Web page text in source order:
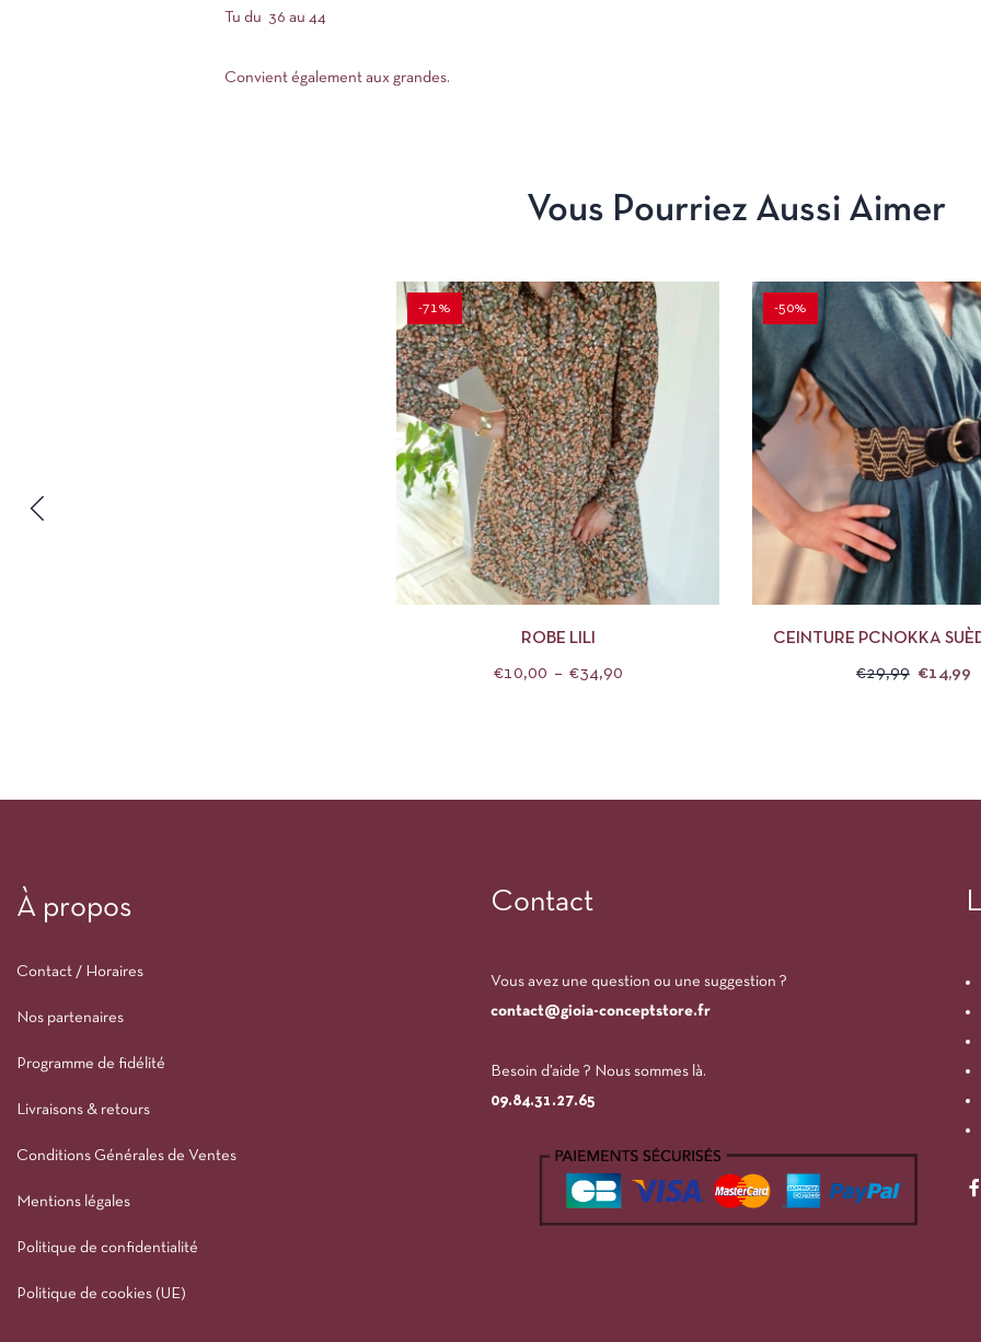
Tu du 36 au 44
Convient également aux grandes.
Vous Pourriez Aussi Aimer
-71%
APERÇU CHOIX DES OPTIONS
ROBE LILI
€10,00 – €34,90
-50%
APERÇU CHOIX
CEINTURE PCNOKKA
€29,99 €14,99
À propos
Contact / Horaires
Nos partenaires
Programme de fidélité
Livraisons & retours
Conditions Générales de Ventes
Mentions légales
Politique de confidentialité
Politique de cookies (UE)
Contact
Vous avez une question ou une suggestion ?
contact@gioia-conceptstore.fr
Besoin d’aide ? Nous sommes là.
09.84.31.27.65